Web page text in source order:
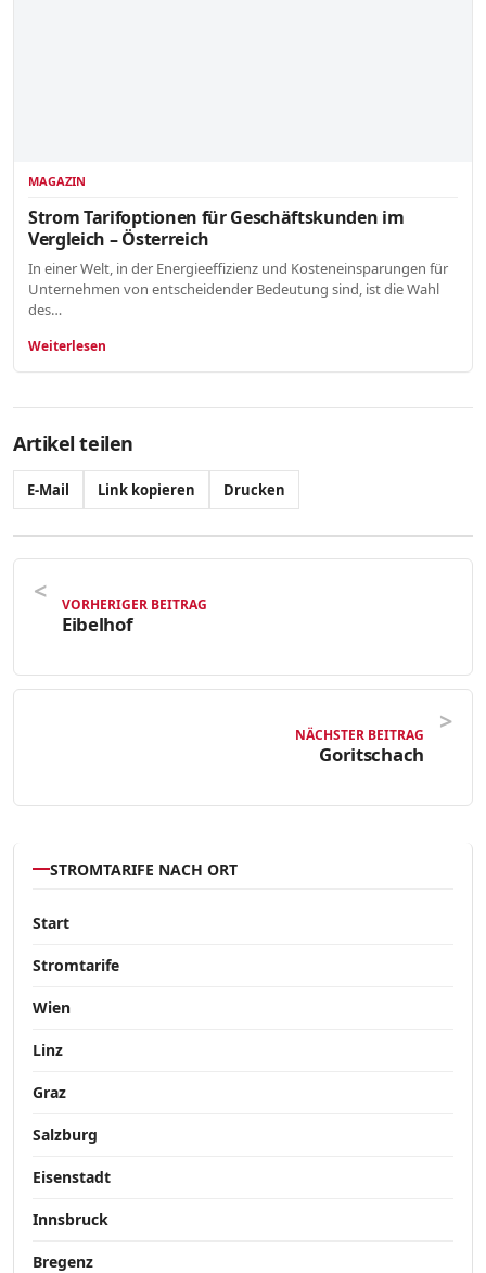
MAGAZIN
Strom Tarifoptionen für Geschäftskunden im
Vergleich – Österreich
In einer Welt, in der Energieeffizienz und Kosteneinsparungen für
Unternehmen von entscheidender Bedeutung sind, ist die Wahl
des…
Weiterlesen
Artikel teilen
E-Mail Link kopieren Drucken
VORHERIGER BEITRAG
Eibelhof
NÄCHSTER BEITRAG
Goritschach
STROMTARIFE NACH ORT
Start
Stromtarife
Wien
Linz
Graz
Salzburg
Eisenstadt
Innsbruck
Bregenz